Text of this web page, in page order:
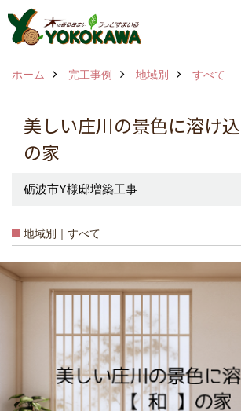
ホーム 完工事例 地域別 すべて
美しい庄川の景色に溶け込
の家
砺波市Y様邸増築工事
地域別｜すべて